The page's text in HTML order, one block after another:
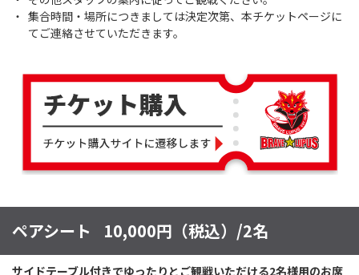
集合時間・場所につきましては決定次第、本チケットページに
てご連絡させていただきます。
ペアシート 10,000円（税込）/2名
サイドテーブル付きでゆったりとご観戦いただける2名様用のお席